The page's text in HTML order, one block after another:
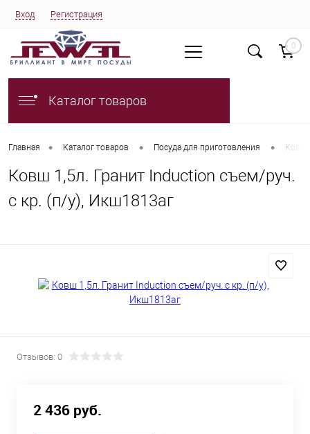
Вход Регистрация
0
Каталог товаров
Главная • Каталог товаров • Посуда для приготовления • Ковш
Ковш 1,5л. Гранит Induction съем/руч.
с кр. (п/у), Икш1813аг
Отзывов: 0
2 436 руб.